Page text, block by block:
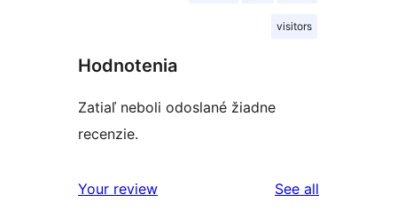
visitors
Hodnotenia
Zatiaľ neboli odoslané žiadne
recenzie.
Your review See all